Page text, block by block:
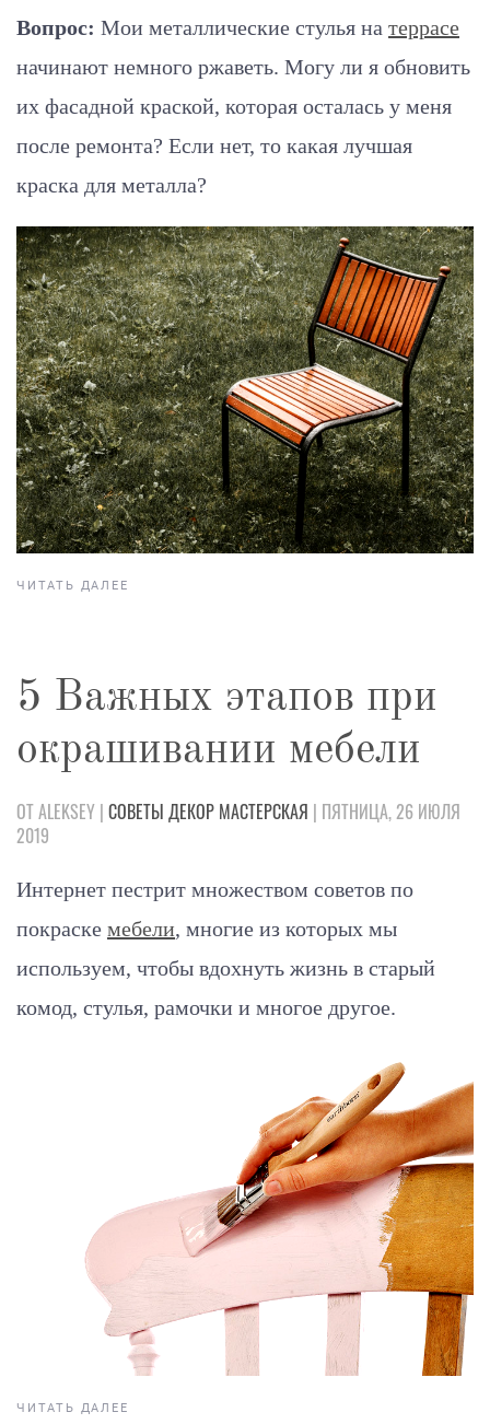
Вопрос: Мои металлические стулья на террасе
начинают немного ржаветь. Могу ли я обновить
их фасадной краской, которая осталась у меня
после ремонта? Если нет, то какая лучшая
краска для металла?
ЧИТАТЬ ДАЛЕЕ
5 Важных этапов при
окрашивании мебели
ОТ ALEKSEY | СОВЕТЫ ДЕКОР МАСТЕРСКАЯ | ПЯТНИЦА, 26 ИЮЛЯ
2019
Интернет пестрит множеством советов по
покраске мебели, многие из которых мы
используем, чтобы вдохнуть жизнь в старый
комод, стулья, рамочки и многое другое.
ЧИТАТЬ ДАЛЕЕ